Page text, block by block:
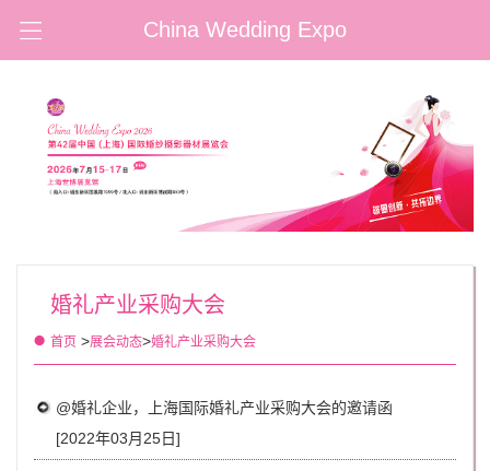
China Wedding Expo
婚礼产业采购大会
首页 >展会动态>婚礼产业采购大会
@婚礼企业，上海国际婚礼产业采购大会的邀请函
[2022年03月25日]